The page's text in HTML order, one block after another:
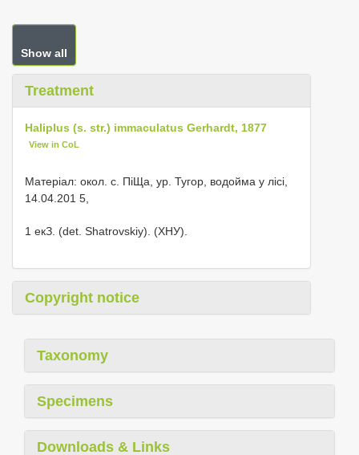
Show all
Treatment
Haliplus (s. str.) immaculatus Gerhardt, 1877
View in CoL
Матеріал: окол. с. ПіЩа, ур. Тугор, водойма у лісі,
14.04.201 5,
1 екЗ. (det. Shatrovskiy). (ХНУ).
Copyright notice
Taxonomy
Specimens
Downloads & Links